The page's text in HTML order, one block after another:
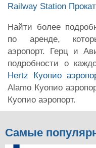
Railway Station
Найти более
по аренде,
аэропорт. Герц и
подробности о
Hertz Куопио
Alamo Куопио
Куопио аэропорт.
Самые